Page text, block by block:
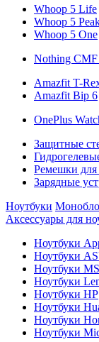
Whoop 5 Life
Whoop 5
Whoop 5 One
Nothing CMF
Amazfit T-
Amazfit Bip 6
OnePlus
Защитные
Ремешки для
Зарядные
Ноутбуки
Аксессуары для
Ноутбуки
Ноутбуки
Ноутбуки
Ноутбуки
Ноутбуки HP
Ноутбуки
Ноутбуки
Ноутбуки